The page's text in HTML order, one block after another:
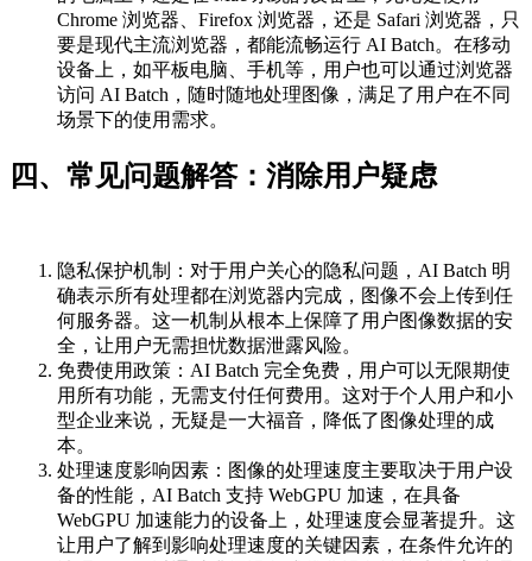
Chrome 浏览器、Firefox 浏览器，还是 Safari 浏览器，只
要是现代主流浏览器，都能流畅运行 AI Batch。在移动
设备上，如平板电脑、手机等，用户也可以通过浏览器
访问 AI Batch，随时随地处理图像，满足了用户在不同
场景下的使用需求。
四、常见问题解答：消除用户疑虑
隐私保护机制：对于用户关心的隐私问题，AI Batch 明
确表示所有处理都在浏览器内完成，图像不会上传到任
何服务器。这一机制从根本上保障了用户图像数据的安
全，让用户无需担忧数据泄露风险。
免费使用政策：AI Batch 完全免费，用户可以无限期使
用所有功能，无需支付任何费用。这对于个人用户和小
型企业来说，无疑是一大福音，降低了图像处理的成
本。
处理速度影响因素：图像的处理速度主要取决于用户设
备的性能，AI Batch 支持 WebGPU 加速，在具备
WebGPU 加速能力的设备上，处理速度会显著提升。这
让用户了解到影响处理速度的关键因素，在条件允许的